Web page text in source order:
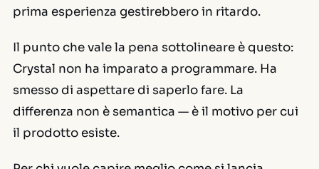
prima esperienza gestirebbero in ritardo.
Il punto che vale la pena sottolineare è questo:
Crystal non ha imparato a programmare. Ha
smesso di aspettare di saperlo fare. La
differenza non è semantica — è il motivo per cui
il prodotto esiste.